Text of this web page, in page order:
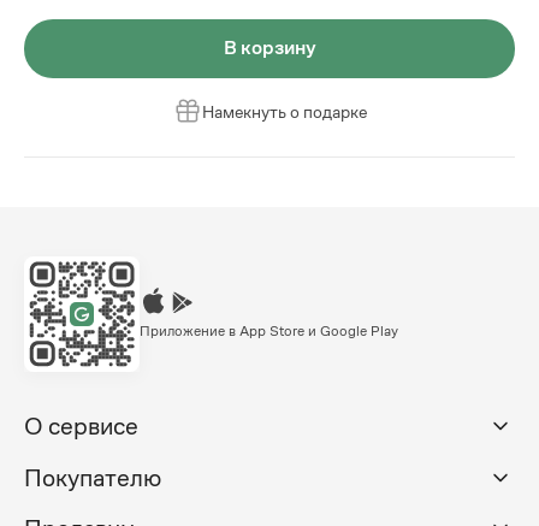
В корзину
Намекнуть о подарке
Приложение в App Store и Google Play
О сервисе
Покупателю